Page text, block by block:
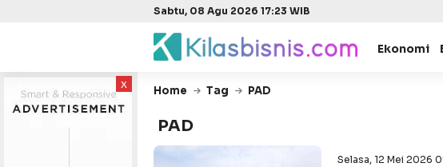
Sabtu, 08 Agu 2026 17:23 WIB
Ekonomi
x Home Tag PAD
PAD
Selasa, 12 Mei 2026